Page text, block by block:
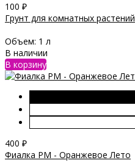
100 ₽
Грунт для комнатных растений
Объем: 1 л
В наличии
В корзину
400 ₽
Фиалка РМ - Оранжевое Лето